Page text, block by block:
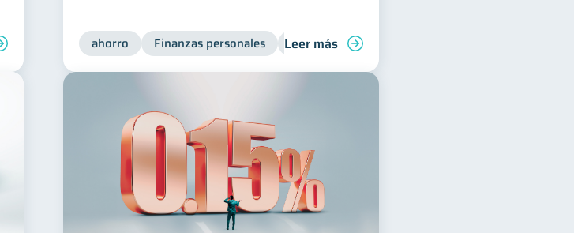
Manejo de deudas Derechos & Deberes Préstamos Productos financieros
ahorro Finanzas personales Educación financiera
Leer más